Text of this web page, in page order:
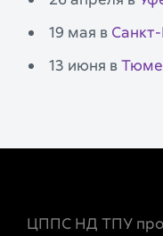
19 мая в
13 июня в
ЦППС НД ТПУ